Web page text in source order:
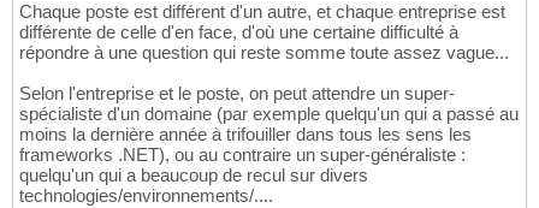
Chaque poste est différent d'un autre, et chaque entreprise est
différente de celle d'en face, d'où une certaine difficulté à
répondre à une question qui reste somme toute assez vague...
Selon l'entreprise et le poste, on peut attendre un super-
spécialiste d'un domaine (par exemple quelqu'un qui a passé au
moins la dernière année à trifouiller dans tous les sens les
frameworks .NET), ou au contraire un super-généraliste :
quelqu'un qui a beaucoup de recul sur divers
technologies/environnements/....